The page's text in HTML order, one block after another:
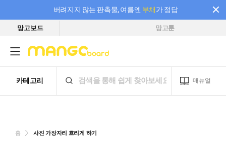
버려지지 않는 판촉물, 여름엔 부채가 정답
필요한 만큼 충전하고 끊김 없이 작업하세요! 새로워진 AI 부스터 요금제
망고보드 망고툰
홈 사진 가장자리 흐리게 하기